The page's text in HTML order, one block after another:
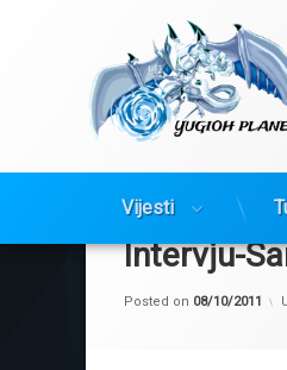
Vijesti
Intervju-
Posted on 08/10/2011